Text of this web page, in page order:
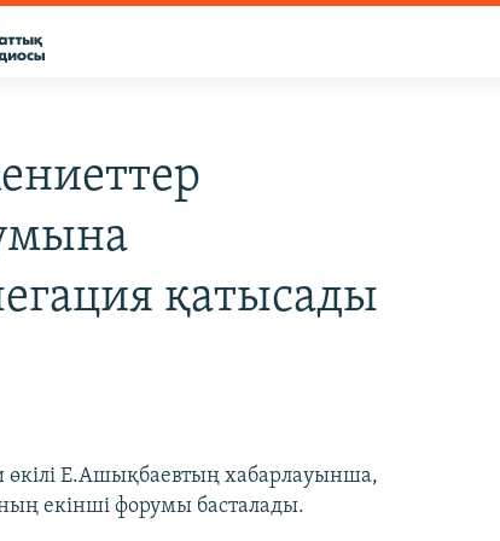
қатысады
өкілі Е.Ашықбаевтың хабарлауынша,
екінші форумы басталады.